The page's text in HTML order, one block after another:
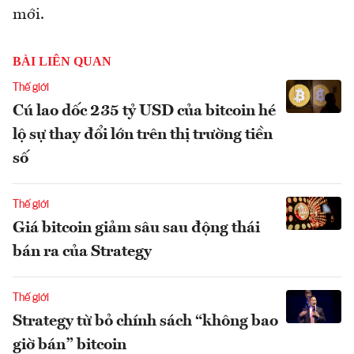
mới.
BÀI LIÊN QUAN
Thế giới
Cú lao dốc 235 tỷ USD của bitcoin hé
lộ sự thay đổi lớn trên thị trường tiền
số
Thế giới
Giá bitcoin giảm sâu sau động thái
bán ra của Strategy
Thế giới
Strategy từ bỏ chính sách “không bao
giờ bán” bitcoin